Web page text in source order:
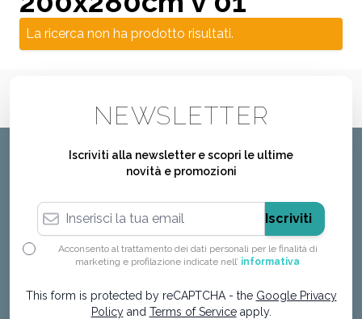
La ricerca non ha prodotto risultati.
NEWSLETTER
Iscriviti alla newsletter e scopri le ultime
novità e promozioni
Indirizzo email
Iscriviti
Acconsento al trattamento dei dati personali per le finalità di
marketing e profilazione indicate nell’ informativa
This form is protected by reCAPTCHA - the Google Privacy
Policyand Terms of Serviceapply.